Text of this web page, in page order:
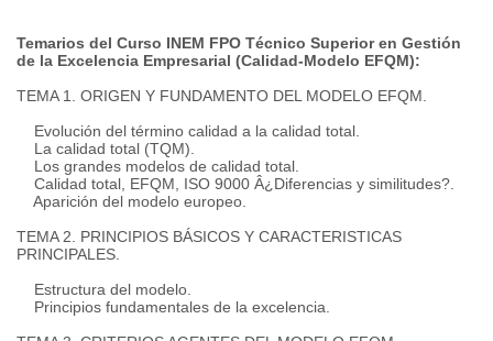
Temarios del Curso INEM FPO Técnico Superior en Gestión
de la Excelencia Empresarial (Calidad-Modelo EFQM):
TEMA 1. ORIGEN Y FUNDAMENTO DEL MODELO EFQM.
Evolución del término calidad a la calidad total.
La calidad total (TQM).
Los grandes modelos de calidad total.
Calidad total, EFQM, ISO 9000 Â¿Diferencias y similitudes?.
Aparición del modelo europeo.
TEMA 2. PRINCIPIOS BÁSICOS Y CARACTERISTICAS
PRINCIPALES.
Estructura del modelo.
Principios fundamentales de la excelencia.